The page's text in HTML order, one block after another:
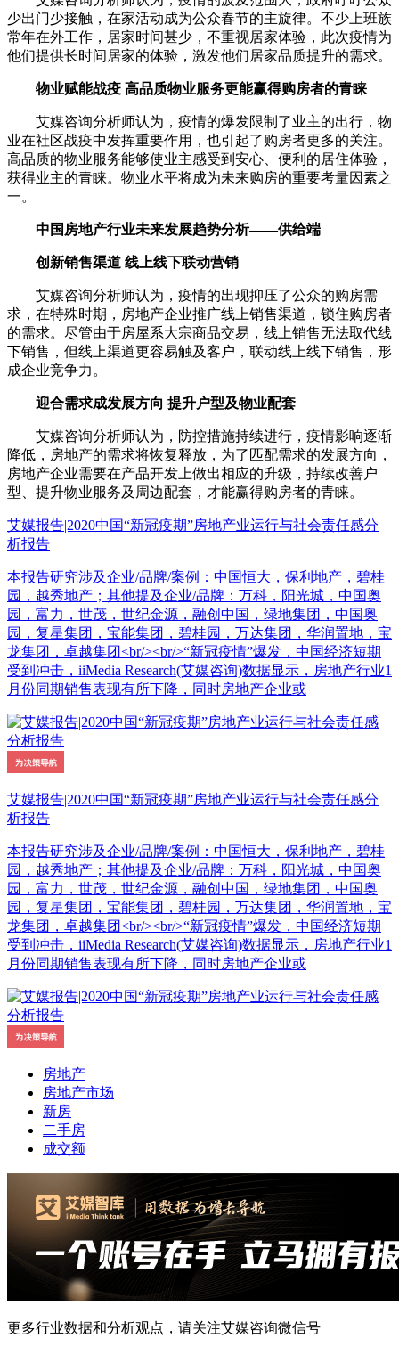
少出门少接触，在家活动成为公众春节的主旋律。不少上班族
常年在外工作，居家时间甚少，不重视居家体验，此次疫情为
他们提供长时间居家的体验，激发他们居家品质提升的需求。
物业赋能战疫 高品质物业服务更能赢得购房者的青睐
艾媒咨询分析师认为，疫情的爆发限制了业主的出行，物
业在社区战疫中发挥重要作用，也引起了购房者更多的关注。
高品质的物业服务能够使业主感受到安心、便利的居住体验，
获得业主的青睐。物业水平将成为未来购房的重要考量因素之
一。
中国房地产行业未来发展趋势分析——供给端
创新销售渠道 线上线下联动营销
艾媒咨询分析师认为，疫情的出现抑压了公众的购房需
求，在特殊时期，房地产企业推广线上销售渠道，锁住购房者
的需求。尽管由于房屋系大宗商品交易，线上销售无法取代线
下销售，但线上渠道更容易触及客户，联动线上线下销售，形
成企业竞争力。
迎合需求成发展方向 提升户型及物业配套
艾媒咨询分析师认为，防控措施持续进行，疫情影响逐渐
降低，房地产的需求将恢复释放，为了匹配需求的发展方向，
房地产企业需要在产品开发上做出相应的升级，持续改善户
型、提升物业服务及周边配套，才能赢得购房者的青睐。
艾媒报告|2020中国“新冠疫期”房地产业运行与社会责任感分
析报告
本报告研究涉及企业/品牌/案例：中国恒大，保利地产，碧桂
园，越秀地产；其他提及企业/品牌：万科，阳光城，中国奥
园，富力，世茂，世纪金源，融创中国，绿地集团，中国奥
园，复星集团，宝能集团，碧桂园，万达集团，华润置地，宝
龙集团，卓越集团<br/><br/>“新冠疫情”爆发，中国经济短期
受到冲击，iiMedia Research(艾媒咨询)数据显示，房地产行业1
月份同期销售表现有所下降，同时房地产企业或
艾媒报告|2020中国“新冠疫期”房地产业运行与社会责任感分
析报告
本报告研究涉及企业/品牌/案例：中国恒大，保利地产，碧桂
园，越秀地产；其他提及企业/品牌：万科，阳光城，中国奥
园，富力，世茂，世纪金源，融创中国，绿地集团，中国奥
园，复星集团，宝能集团，碧桂园，万达集团，华润置地，宝
龙集团，卓越集团<br/><br/>“新冠疫情”爆发，中国经济短期
受到冲击，iiMedia Research(艾媒咨询)数据显示，房地产行业1
月份同期销售表现有所下降，同时房地产企业或
房地产
房地产市场
新房
二手房
成交额
更多行业数据和分析观点，请关注艾媒咨询微信号